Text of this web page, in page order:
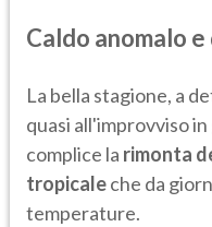
Caldo anomalo
La bella stagione, a
quasi all'improvviso
complice la rimonta
tropicaleche da
temperature.